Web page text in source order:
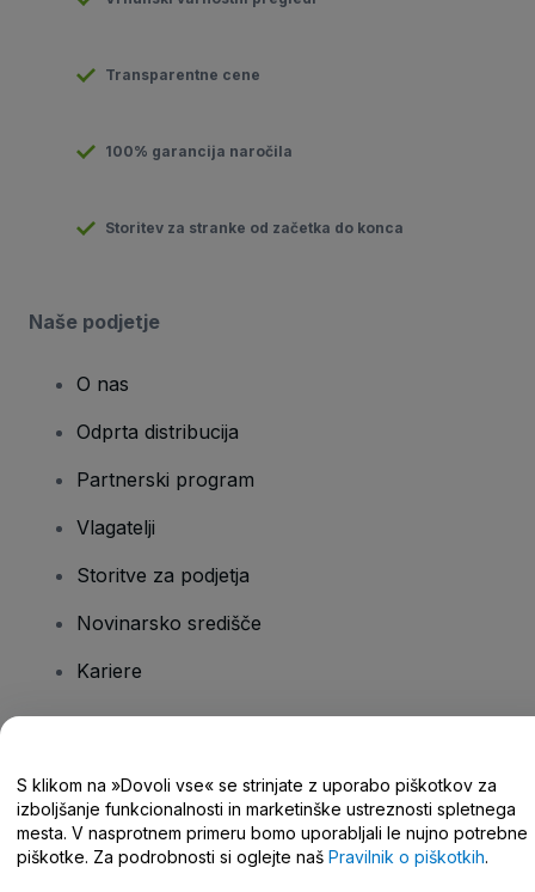
Transparentne cene
100% garancija naročila
Storitev za stranke od začetka do konca
Naše podjetje
O nas
Odprta distribucija
Partnerski program
Vlagatelji
Storitve za podjetja
Novinarsko središče
Kariere
Središče za pomoč/stik z nami
S klikom na »Dovoli vse« se strinjate z uporabo piškotkov za
izboljšanje funkcionalnosti in marketinške ustreznosti spletnega
mesta. V nasprotnem primeru bomo uporabljali le nujno potrebne
piškotke. Za podrobnosti si oglejte naš Pravilnik o piškotkih.